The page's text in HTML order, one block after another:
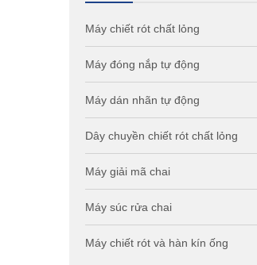
Máy chiết rót chất lỏng
Máy đóng nắp tự động
Máy dán nhãn tự động
Dây chuyền chiết rót chất lỏng
Máy giải mã chai
Máy súc rửa chai
Máy chiết rót và hàn kín ống